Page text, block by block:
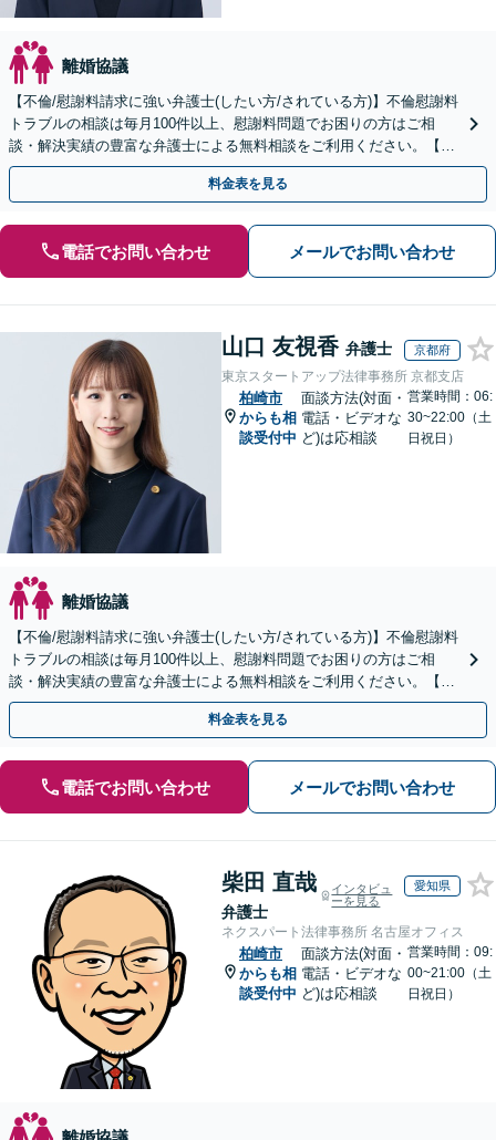
離婚協議
【不倫/慰謝料請求に強い弁護士(したい方/されている方)】不倫慰謝料
トラブルの相談は毎月100件以上、慰謝料問題でお困りの方はご相
談・解決実績の豊富な弁護士による無料相談をご利用ください。【不
倫相談は初回0円】【全国対応】
料金表を見る
電話でお問い合わせ メールでお問い合わせ
山口 友視香 弁護士 京都府
東京スタートアップ法律事務所 京都支店
柏崎市
からも相
談受付中
面談方法(対面・
電話・ビデオな
ど)は応相談
営業時間：06:
30~22:00（土
日祝日）
離婚協議
【不倫/慰謝料請求に強い弁護士(したい方/されている方)】不倫慰謝料
トラブルの相談は毎月100件以上、慰謝料問題でお困りの方はご相
談・解決実績の豊富な弁護士による無料相談をご利用ください。【不
倫相談は初回0円】【全国対応】
料金表を見る
電話でお問い合わせ メールでお問い合わせ
柴田 直哉
弁護士
インタビュ
ーを見る
愛知県
ネクスパート法律事務所 名古屋オフィス
柏崎市
からも相
談受付中
面談方法(対面・
電話・ビデオな
ど)は応相談
営業時間：09:
00~21:00（土
日祝日）